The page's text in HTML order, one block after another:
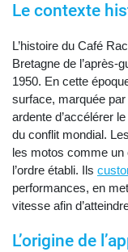
Le contexte
L’histoire du Café
Bretagne de l’après-
1950. En cette
surface, marquée
ardente d’accélérer
du conflit mondial.
les motos comme un
l’ordre établi. Ils
performances, en
vitesse afin
L’origine de